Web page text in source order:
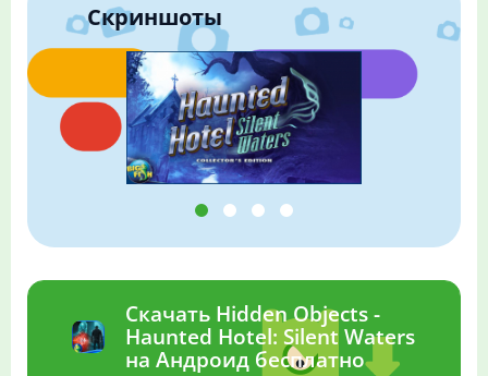
Скриншоты
Скачать Hidden Objects -
Haunted Hotel: Silent Waters
на Андроид бесплатно